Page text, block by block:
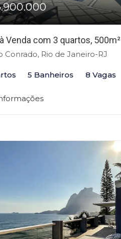
Venda com 3 quartos, 500m²
Conrado, Rio de Janeiro-RJ
5 Banheiros 8 Vagas